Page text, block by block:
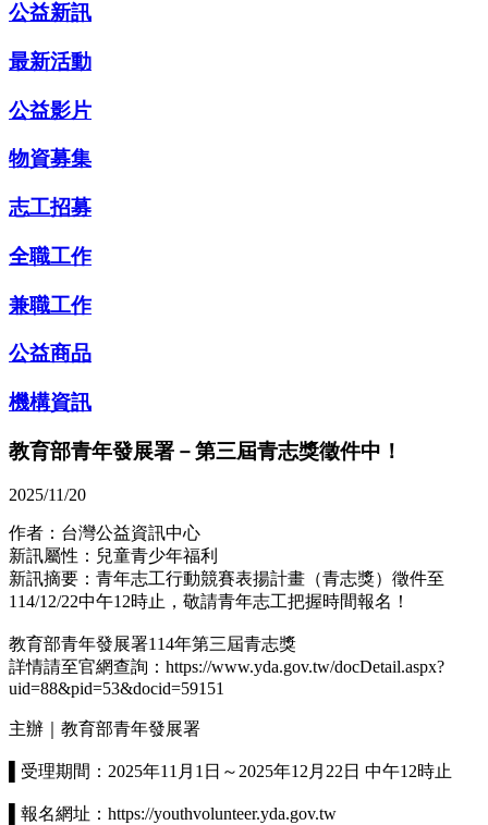
公益新訊
最新活動
公益影片
物資募集
志工招募
全職工作
兼職工作
公益商品
機構資訊
教育部青年發展署－第三屆青志獎徵件中！
2025/11/20
作者：台灣公益資訊中心
新訊屬性：兒童青少年福利
新訊摘要：青年志工行動競賽表揚計畫（青志獎）徵件至
114/12/22中午12時止，敬請青年志工把握時間報名！
教育部青年發展署114年第三屆青志獎
詳情請至官網查詢：https://www.yda.gov.tw/docDetail.aspx?
uid=88&pid=53&docid=59151
主辦｜教育部青年發展署
▌受理期間：2025年11月1日～2025年12月22日 中午12時止
▌報名網址：https://youthvolunteer.yda.gov.tw